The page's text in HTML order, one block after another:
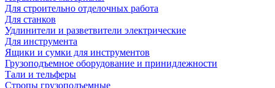
Для строительно отделочных работа
Для станков
Удлинители и разветвители электрические
Для инструмента
Ящики и сумки для инструментов
Грузоподъемное оборудование и принидлежности
Тали и тельферы
Стропы грузоподъемные